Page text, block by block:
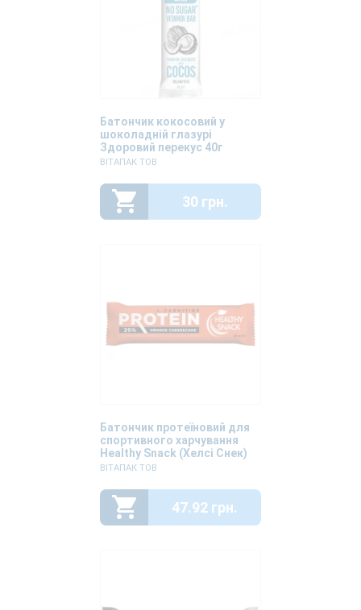
Батончик кокосовий у
шоколадній глазурі
Здоровий перекус 40г
ВІТАПАК ТОВ
30 грн.
Батончик протеїновий для
спортивного харчування
Healthy Snack (Хелсі Снек)
Апельсиновий чізкейк 40г
ВІТАПАК ТОВ
47.92 грн.